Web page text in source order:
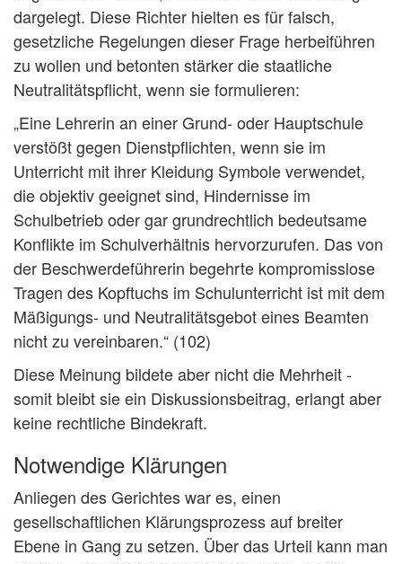
dargelegt. Diese Richter hielten es für falsch,
gesetzliche Regelungen dieser Frage herbeiführen
zu wollen und betonten stärker die staatliche
Neutralitätspflicht, wenn sie formulieren:
„Eine Lehrerin an einer Grund- oder Hauptschule
verstößt gegen Dienstpflichten, wenn sie im
Unterricht mit ihrer Kleidung Symbole verwendet,
die objektiv geeignet sind, Hindernisse im
Schulbetrieb oder gar grundrechtlich bedeutsame
Konflikte im Schulverhältnis hervorzurufen. Das von
der Beschwerdeführerin begehrte kompromisslose
Tragen des Kopftuchs im Schulunterricht ist mit dem
Mäßigungs- und Neutralitätsgebot eines Beamten
nicht zu vereinbaren.“ (102)
Diese Meinung bildete aber nicht die Mehrheit -
somit bleibt sie ein Diskussionsbeitrag, erlangt aber
keine rechtliche Bindekraft.
Notwendige Klärungen
Anliegen des Gerichtes war es, einen
gesellschaftlichen Klärungsprozess auf breiter
Ebene in Gang zu setzen. Über das Urteil kann man